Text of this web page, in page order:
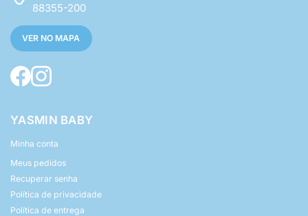
88355-200
VER NO MAPA
YASMIN BABY
Minha conta
Meus pedidos
Recuperar senha
Política de privacidade
Política de entrega